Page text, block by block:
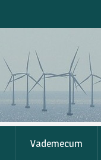
Vademecum